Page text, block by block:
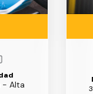
- Alta